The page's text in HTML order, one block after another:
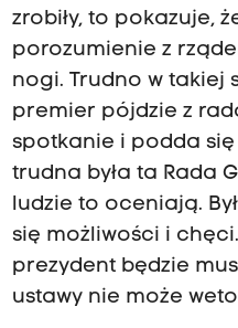
zrobiły, to pokazuje,
porozumienie z
nogi. Trudno w takiej
premier pójdzie z
spotkanie i podda się
trudna była ta Rada
ludzie to oceniają.
się możliwości i
prezydent będzie
ustawy nie może